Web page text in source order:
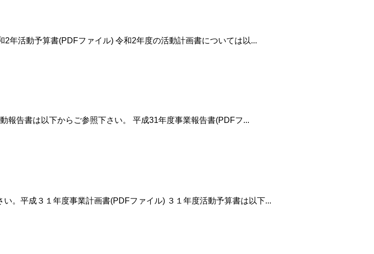
年活動予算書(PDFファイル) 令和2年度の活動計画書については以...
報告書は以下からご参照下さい。 平成31年度事業報告書(PDFフ...
。平成３１年度事業計画書(PDFファイル) ３１年度活動予算書は以下...